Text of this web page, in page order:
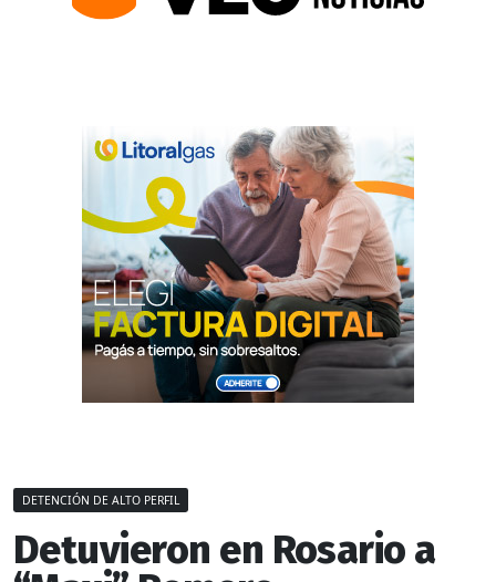
DETENCIÓN DE ALTO PERFIL
Detuvieron en Rosario a